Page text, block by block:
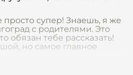
просто супер! Знаешь, я же
с родителями. Это
обязан тебе рассказать!
но самое главное